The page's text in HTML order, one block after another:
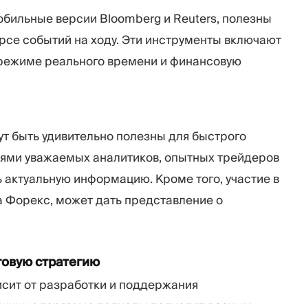
версии Bloomberg и Reuters, полезны
событий на ходу. Эти инструменты включают
реального времени и финансовую
быть удивительно полезны для быстрого
уважаемых аналитиков, опытных трейдеров
информацию. Кроме того, участие в
может дать представление о
стратегию
от разработки и поддержания